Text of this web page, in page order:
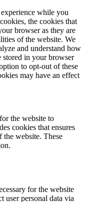
while you
the cookies that
browser as they are
of the website. We
and understand how
stored in your browser
to opt-out of these
may have an effect
the website to
cookies that ensures
the website. These
for the website
user personal data via